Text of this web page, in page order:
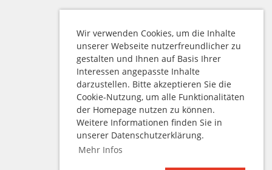
Wir verwenden Cookies, um die Inhalte
unserer Webseite nutzerfreundlicher zu
gestalten und Ihnen auf Basis Ihrer
Interessen angepasste Inhalte
darzustellen. Bitte akzeptieren Sie die
Cookie-Nutzung, um alle Funktionalitäten
der Homepage nutzen zu können.
Weitere Informationen finden Sie in
unserer Datenschutzerklärung.
Mehr Infos